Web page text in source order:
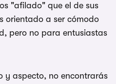
"afilado" que el de sus
orientado a ser cómodo
pero no para entusiastas
y aspecto, no encontrarás